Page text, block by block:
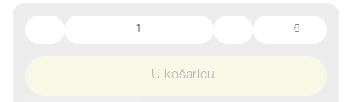
6
U košaricu